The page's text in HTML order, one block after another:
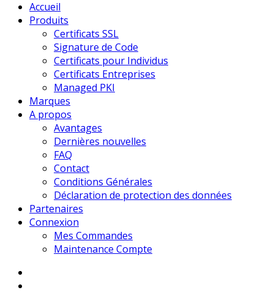
Accueil
Produits
Certificats SSL
Signature de Code
Certificats pour Individus
Certificats Entreprises
Managed PKI
Marques
A propos
Avantages
Dernières nouvelles
FAQ
Contact
Conditions Générales
Déclaration de protection des données
Partenaires
Connexion
Mes Commandes
Maintenance Compte